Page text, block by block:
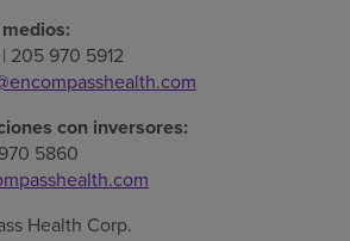
| 205 970 5912
con inversores:
5860
Health Corp.